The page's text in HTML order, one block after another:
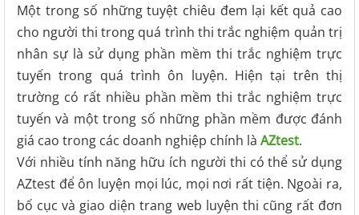
Một trong số những tuyệt chiêu đem lại kết quả cao
cho người thi trong quá trình thi trắc nghiệm quản trị
nhân sự là sử dụng phần mềm thi trắc nghiệm trực
tuyến trong quá trình ôn luyện. Hiện tại trên thị
trường có rất nhiều phần mềm thi trắc nghiệm trực
tuyến và một trong số những phần mềm được đánh
giá cao trong các doanh nghiệp chính là AZtest.
Với nhiều tính năng hữu ích người thi có thể sử dụng
AZtest để ôn luyện mọi lúc, mọi nơi rất tiện. Ngoài ra,
bố cục và giao diện trang web luyện thi cũng rất đơn